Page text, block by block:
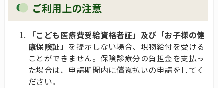
ご利用上の注意
「こども医療費受給資格者証」及び「お子様の健
康保険証」 を提示しない場合、現物給付を受ける
ことができません。保険診療分の負担金を支払っ
た場合は、申請期間内に償還払いの申請をしてく
ださい。